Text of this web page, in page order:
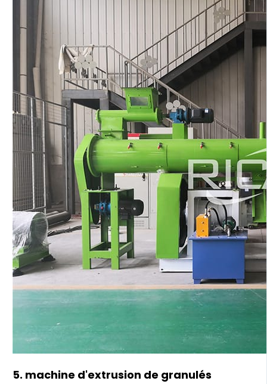
5. machine d'extrusion de granulés